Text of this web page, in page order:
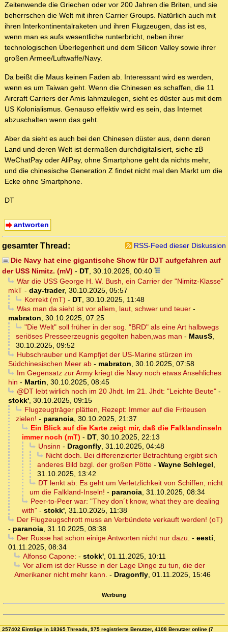
Zeitenwende die Griechen oder vor 200 Jahren die Briten, und sie
beherrschen die Welt mit ihren Carrier Groups. Natürlich auch mit
ihren Interkontinentalraketen und ihren Flugzeugen, das ist es,
wenn man es aufs wesentliche runterbricht, neben ihrer
technologischen Überlegenheit und dem Silicon Valley sowie ihrer
großen Armee/Luftwaffe/Navy.
Da beißt die Maus keinen Faden ab. Interessant wird es werden,
wenn es um Taiwan geht. Wenn die Chinesen es schaffen, die 11
Aircraft Carriers der Amis lahmzulegen, sieht es düster aus mit dem
US Kolonialismus. Genauso effektiv wird es sein, das Internet
abzuschalten wenn das geht.
Aber da sieht es auch bei den Chinesen düster aus, denn deren
Land und deren Welt ist dermaßen durchdigitalisiert, siehe zB
WeChatPay oder AliPay, ohne Smartphone geht da nichts mehr,
und die chinesische Generation Z findet nicht mal den Markt um die
Ecke ohne Smartphone.
DT
antworten
gesamter Thread:
RSS-Feed dieser Diskussion
Die Navy hat eine gigantische Show für DJT aufgefahren auf
der USS Nimitz. (mV) - DT, 30.10.2025, 00:40
War die USS George H. W. Bush, ein Carrier der "Nimitz-Klasse"
mkT - day-trader, 30.10.2025, 05:57
Korrekt (mT) - DT, 30.10.2025, 11:48
Was man da sieht ist vor allem, laut, schwer und teuer-
mabraton, 30.10.2025, 07:25
"Die Welt" soll früher in der sog. "BRD" als eine Art halbwegs
seriöses Presseerzeugnis gegolten haben,was man - MausS,
30.10.2025, 09:52
Hubschrauber und Kampfjet der US-Marine stürzen im
Südchinesischen Meer ab - mabraton, 30.10.2025, 07:58
Im Gegensatz zur Army kriegt die Navy noch etwas Ansehliches
hin - Martin, 30.10.2025, 08:45
@DT lebt wirlich noch im 20 Jhdt. Im 21. Jhdt: "Leichte Beute"-
stokk', 30.10.2025, 09:15
Flugzeugträger plätten, Rezept: Immer auf die Friteusen
zielen! - paranoia, 30.10.2025, 21:37
Ein Blick auf die Karte zeigt mir, daß die Falklandinseln
immer noch (mT) - DT, 30.10.2025, 22:13
Unsinn - Dragonfly, 31.10.2025, 04:48
Nicht doch. Bei differenzierter Betrachtung ergibt sich
anderes Bild bzgl. der großen Pötte - Wayne Schlegel,
31.10.2025, 13:42
DT lenkt ab: Es geht um Verletzlichkeit von Schiffen, nicht
um die Falkland-Inseln! - paranoia, 31.10.2025, 08:34
Peer-to-Peer war: "They don´t know, what they are dealing
with" - stokk', 31.10.2025, 11:38
Der Flugzeugschrott muss an Verbündete verkauft werden! (oT)
- paranoia, 31.10.2025, 08:38
Der Russe hat schon einige Antworten nicht nur dazu. - eesti,
01.11.2025, 08:34
Alfonso Capone: - stokk', 01.11.2025, 10:11
Vor allem ist der Russe in der Lage Dinge zu tun, die der
Amerikaner nicht mehr kann. - Dragonfly, 01.11.2025, 15:46
Werbung
257402 Einträge in 18365 Threads, 975 registrierte Benutzer, 4108 Benutzer online (7